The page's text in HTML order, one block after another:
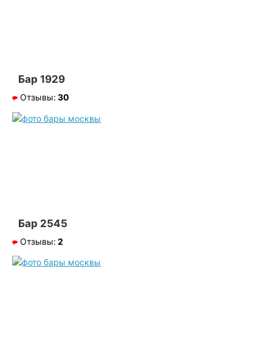
Бар 1929
Отзывы: 30
Бар 2545
Отзывы: 2